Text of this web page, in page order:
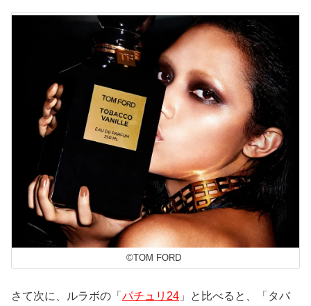
©TOM FORD
さて次に、ルラボの「 パチュリ24 」と比べると、「タバ